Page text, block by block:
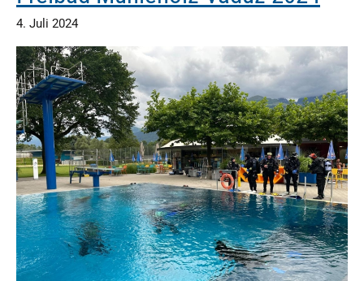
4. Juli 2024